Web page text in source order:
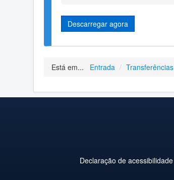
Descarregar agora
Está em... Entrada / Transferências
Declaração de acessibilidade